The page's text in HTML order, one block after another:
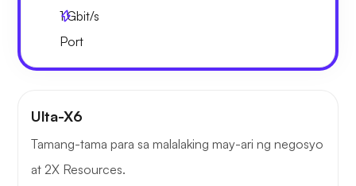
1Gbit/s
Port
Ulta-X6
Tamang-tama para sa malalaking may-ari ng negosyo
at 2X Resources.